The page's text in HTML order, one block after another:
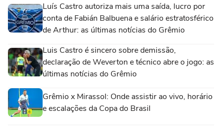
Luís Castro autoriza mais uma saída, lucro por
conta de Fabián Balbuena e salário estratosférico
de Arthur: as últimas notícias do Grêmio
Luis Castro é sincero sobre demissão,
declaração de Weverton e técnico abre o jogo: as
últimas notícias do Grêmio
Grêmio x Mirassol: Onde assistir ao vivo, horário
e escalações da Copa do Brasil